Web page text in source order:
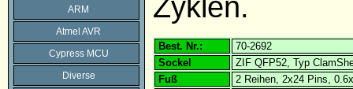
ARM
Atmel AVR
Cypress MCU
Diverse
Best. Nr.:
70-2692
Sockel
ZIF QFP52, Typ
Fuß
2 Reihen, 2x24 Pins,